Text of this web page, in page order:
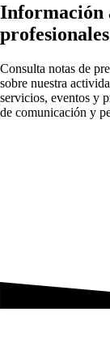
Información
profesionales
Consulta notas de
sobre nuestra
servicios, eventos y
de comunicación y